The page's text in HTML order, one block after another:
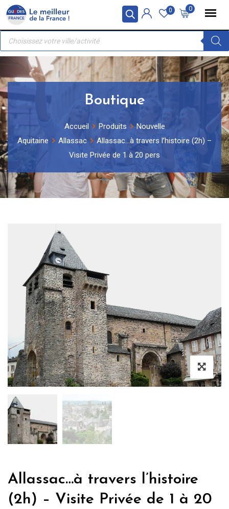
Panneau de gestion des cookies
Skip
content
0
0
Recherche
produits
Boutique
Accueil Produits
Nouvelle
Aquitaine
Allassac
Allassac…à travers l’histoire (2h) –
Visite Privée de 1 à 20 pers
Allassac…à travers l’histoire
(2h) – Visite Privée de 1 à 20